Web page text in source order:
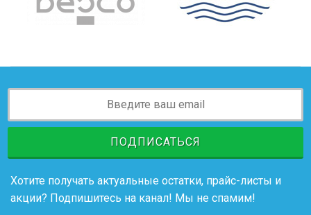
ПОДПИСАТЬСЯ
Хотите получать актуальные остатки, прайс-листы и
акции? Подпишитесь на канал! Мы не спамим!